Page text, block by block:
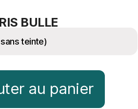
BULLE
au panier